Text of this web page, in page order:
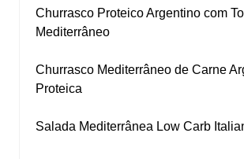
Churrasco Proteico Argentino com
Mediterrâneo
Churrasco Mediterrâneo de Carne
Proteica
Salada Mediterrânea Low Carb